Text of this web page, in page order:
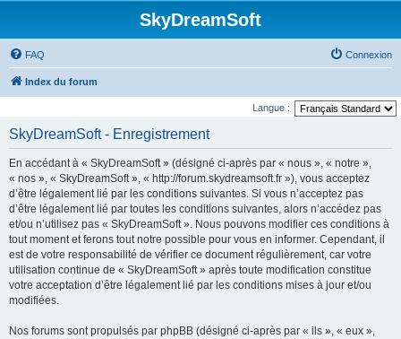
SkyDreamSoft
FAQ Connexion
Index du forum
Langue :
SkyDreamSoft - Enregistrement
En accédant à « SkyDreamSoft » (désigné ci-après par « nous », « notre »,
« nos », « SkyDreamSoft », « http://forum.skydreamsoft.fr »), vous acceptez
d’être légalement lié par les conditions suivantes. Si vous n’acceptez pas
d’être légalement lié par toutes les conditions suivantes, alors n’accédez pas
et/ou n’utilisez pas « SkyDreamSoft ». Nous pouvons modifier ces conditions à
tout moment et ferons tout notre possible pour vous en informer. Cependant, il
est de votre responsabilité de vérifier ce document régulièrement, car votre
utilisation continue de « SkyDreamSoft » après toute modification constitue
votre acceptation d’être légalement lié par les conditions mises à jour et/ou
modifiées.
Nos forums sont propulsés par phpBB (désigné ci-après par « ils », « eux »,